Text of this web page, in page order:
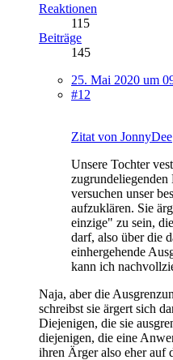
Reaktionen
115
Beiträge
145
25. Mai 2020 um
#12
Zitat von JonnyDee
Unsere Tochter
zugrundeliegenden
versuchen unser
aufzuklären. Sie
einzige" zu sein,
darf, also über die
einhergehende
kann ich
Naja, aber die
schreibst sie ärgert sich
Diejenigen, die sie
diejenigen, die eine
ihren Ärger also eher auf